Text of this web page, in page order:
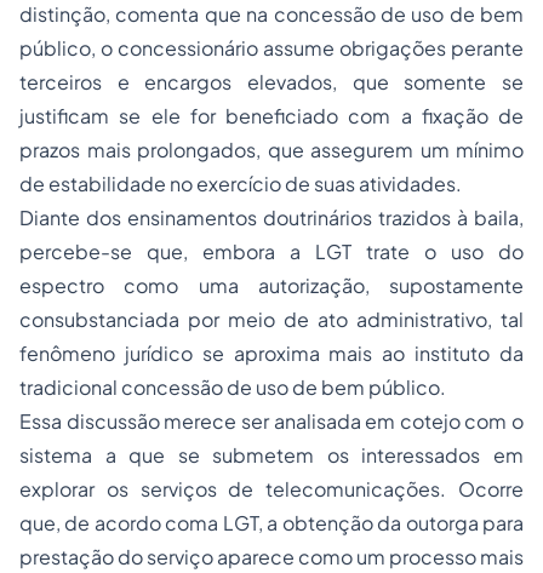
distinção, comenta que na concessão de uso de bem
público, o concessionário assume obrigações perante
terceiros e encargos elevados, que somente se
justificam se ele for beneficiado com a fixação de
prazos mais prolongados, que assegurem um mínimo
de estabilidade no exercício de suas atividades.
Diante dos ensinamentos doutrinários trazidos à baila,
percebe-se que, embora a LGT trate o uso do
espectro como uma autorização, supostamente
consubstanciada por meio de ato administrativo, tal
fenômeno jurídico se aproxima mais ao instituto da
tradicional concessão de uso de bem público.
Essa discussão merece ser analisada em cotejo com o
sistema a que se submetem os interessados em
explorar os serviços de telecomunicações. Ocorre
que, de acordo coma LGT, a obtenção da outorga para
prestação do serviço aparece como um processo mais